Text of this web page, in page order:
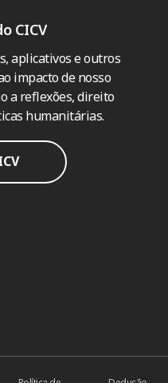
CICV
aplicativos e outros
impacto de nosso
a reflexões, direito
humanitárias.